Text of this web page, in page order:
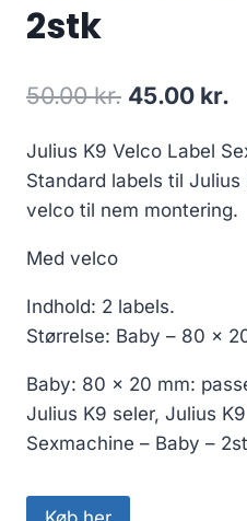
2stk
50.00kr. Den
pris
var:
45.00 kr.
er:
Julius K9 Velco Label
Standard labels til
velco til nem montering.
Med velco
Indhold: 2 labels.
Størrelse: Baby – 80 x
Baby: 80 x 20 mm:
Julius K9 seler, Julius
Sexmachine – Baby –